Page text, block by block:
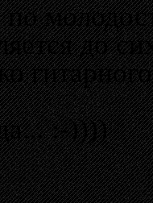
по
до
:-))))